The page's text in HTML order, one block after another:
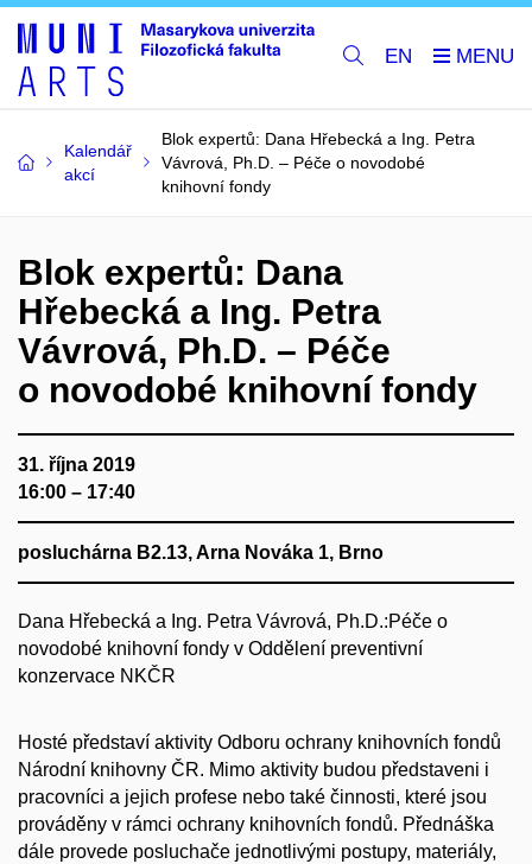
EN
Kalendář
akcí
Blok expertů: Dana Hřebecká a Ing. Petra
Vávrová, Ph.D. – Péče o novodobé
knihovní fondy
Blok expertů: Dana
Hřebecká a Ing. Petra
Vávrová, Ph.D. – Péče
o novodobé knihovní fondy
31. října 2019
16:00 – 17:40
posluchárna B2.13, Arna Nováka 1, Brno
Dana Hřebecká a Ing. Petra Vávrová, Ph.D.:Péče o
novodobé knihovní fondy v Oddělení preventivní
konzervace NKČR
Hosté představí aktivity Odboru ochrany knihovních fondů
Národní knihovny ČR. Mimo aktivity budou představeni i
pracovníci a jejich profese nebo také činnosti, které jsou
prováděny v rámci ochrany knihovních fondů. Přednáška
dále provede posluchače jednotlivými postupy, materiály,